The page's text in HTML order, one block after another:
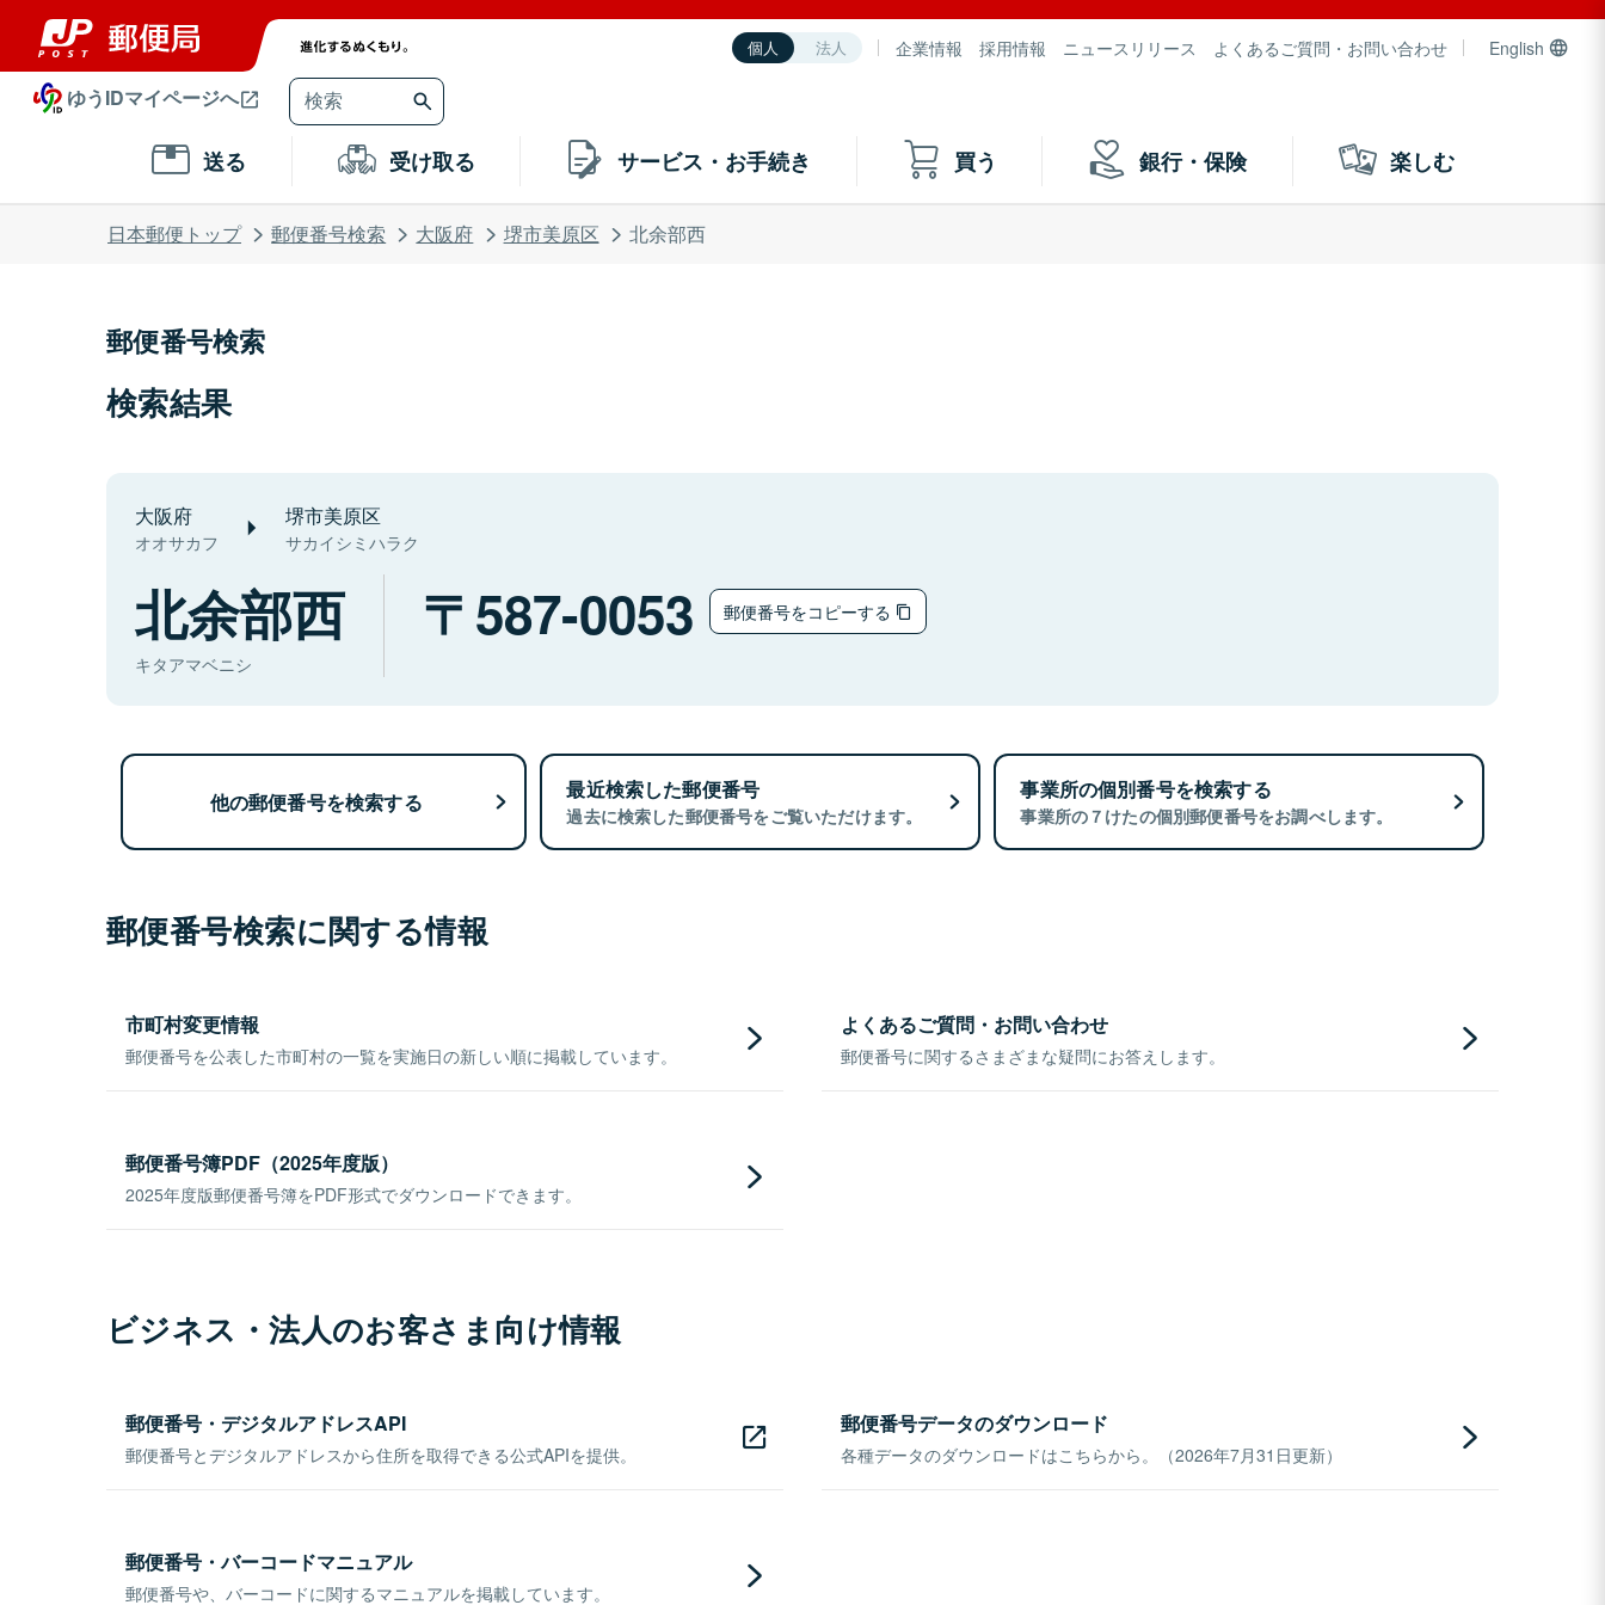
個人 法人 企業情報 採用情報 ニュースリリース よくあるご質問・お問い合わせ English
ゆうIDマイページへ
送る 受け取る サービス・お手続き 買う 銀行・保険 楽しむ
日本郵便トップ 郵便番号検索 大阪府 堺市美原区 北余部西
郵便番号検索
検索結果
大阪府
オオサカフ
堺市美原区
サカイシミハラク
北余部西
キタアマベニシ
587-0053 郵便番号をコピーする
他の郵便番号を検索する 最近検索した郵便番号
過去に検索した郵便番号をご覧いただけます。
事業所の個別番号を検索する
事業所の７けたの個別郵便番号をお調べします。
郵便番号検索に関する情報
市町村変更情報
郵便番号を公表した市町村の一覧を実施日の新しい順に掲載しています。
よくあるご質問・お問い合わせ
郵便番号に関するさまざまな疑問にお答えします。
郵便番号簿PDF（2025年度版）
2025年度版郵便番号簿をPDF形式でダウンロードできます。
ビジネス・法人のお客さま向け情報
郵便番号・デジタルアドレスAPI
郵便番号とデジタルアドレスから住所を取得できる公式APIを提供。
郵便番号データのダウンロード
各種データのダウンロードはこちらから。（2026年7月31日更新）
郵便番号・バーコードマニュアル
郵便番号や、バーコードに関するマニュアルを掲載しています。